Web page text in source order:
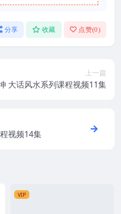
分享 收藏 点赞(0)
上一篇
大话风水系列课程视频11集
视频14集
VIP